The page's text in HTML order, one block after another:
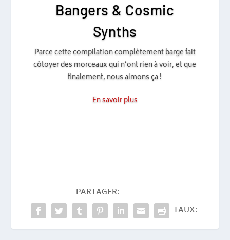
Bangers & Cosmic
Synths
Parce cette compilation complètement barge fait
côtoyer des morceaux qui n’ont rien à voir, et que
finalement, nous aimons ça !
En savoir plus
PARTAGER:
TAUX: